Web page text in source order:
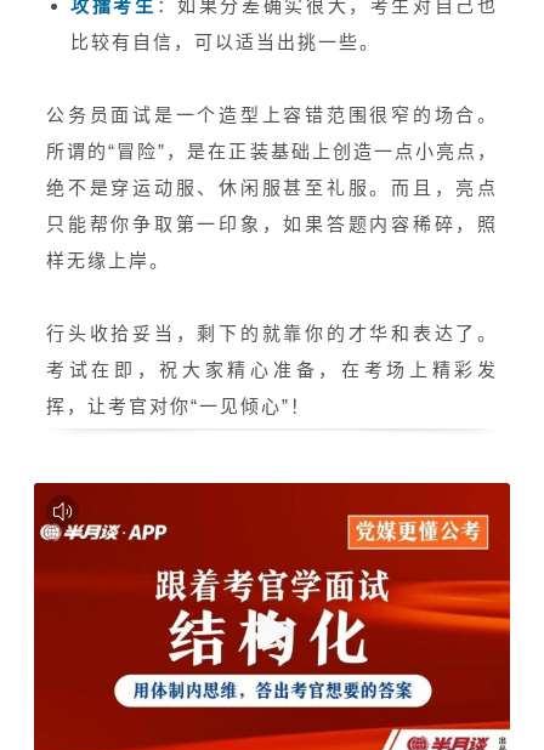
攻擂考生 ：如果分差确实很大，考生对自己也
比较有自信，可以适当出挑一些。
公务员面试是一个造型上容错范围很窄的场合。
所谓的“冒险”，是在正装基础上创造一点小亮点，
绝不是穿运动服、休闲服甚至礼服。而且，亮点
只能帮你争取第一印象，如果答题内容稀碎，照
样无缘上岸。
行头收拾妥当，剩下的就靠你的才华和表达了。
考试在即，祝大家精心准备，在考场上精彩发
挥，让考官对你“一见倾心”！